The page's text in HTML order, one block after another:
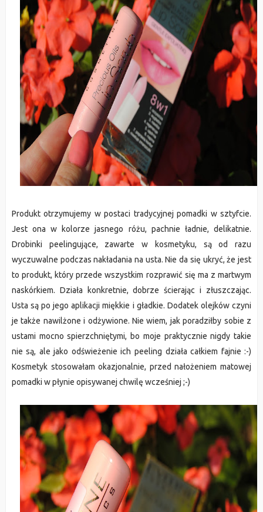
Produkt otrzymujemy w postaci tradycyjnej pomadki w sztyfcie.
Jest ona w kolorze jasnego różu, pachnie ładnie, delikatnie.
Drobinki peelingujące, zawarte w kosmetyku, są od razu
wyczuwalne podczas nakładania na usta. Nie da się ukryć, że jest
to produkt, który przede wszystkim rozprawić się ma z martwym
naskórkiem. Działa konkretnie, dobrze ścierając i złuszczając.
Usta są po jego aplikacji miękkie i gładkie. Dodatek olejków czyni
je także nawilżone i odżywione. Nie wiem, jak poradziłby sobie z
ustami mocno spierzchniętymi, bo moje praktycznie nigdy takie
nie są, ale jako odświeżenie ich peeling działa całkiem fajnie :-)
Kosmetyk stosowałam okazjonalnie, przed nałożeniem matowej
pomadki w płynie opisywanej chwilę wcześniej ;-)